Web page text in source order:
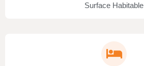
Surface Habitable